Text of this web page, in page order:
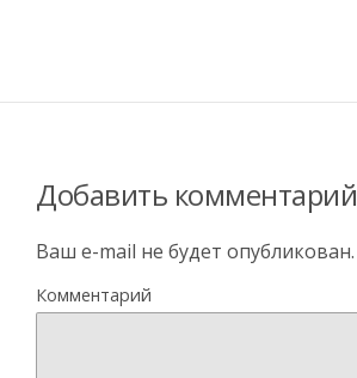
Добавить комментарий
Ваш e-mail не будет опубликован.
Комментарий